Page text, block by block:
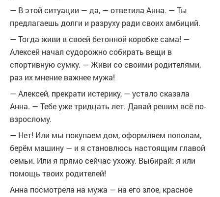
— В этой ситуации — да, — ответила Анна. — Ты
предлагаешь долги и разруху ради своих амбиций.
— Тогда живи в своей бетонной коробке сама! —
Алексей начал судорожно собирать вещи в
спортивную сумку. — Живи со своими родителями,
раз их мнение важнее мужа!
— Алексей, прекрати истерику, — устало сказала
Анна. — Тебе уже тридцать лет. Давай решим всё по-
взрослому.
— Нет! Или мы покупаем дом, оформляем пополам,
берём машину — и я становлюсь настоящим главой
семьи. Или я прямо сейчас ухожу. Выбирай: я или
помощь твоих родителей!
Анна посмотрела на мужа — на его злое, красное